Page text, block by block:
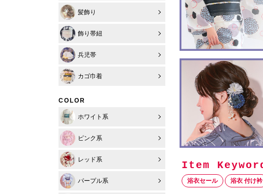
髪飾り
飾り帯紐
兵児帯
カゴ巾着
COLOR
ホワイト系
ピンク系
レッド系
パープル系 浴衣セール 浴衣 付け衿